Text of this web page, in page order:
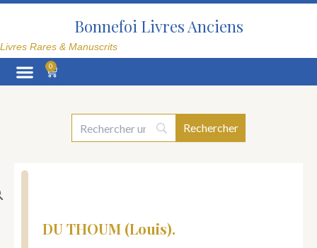
Aller
Bonnefoi Livres Anciens
Livres Rares & Manuscrits
0
Panier
DU THOUM (Louis).